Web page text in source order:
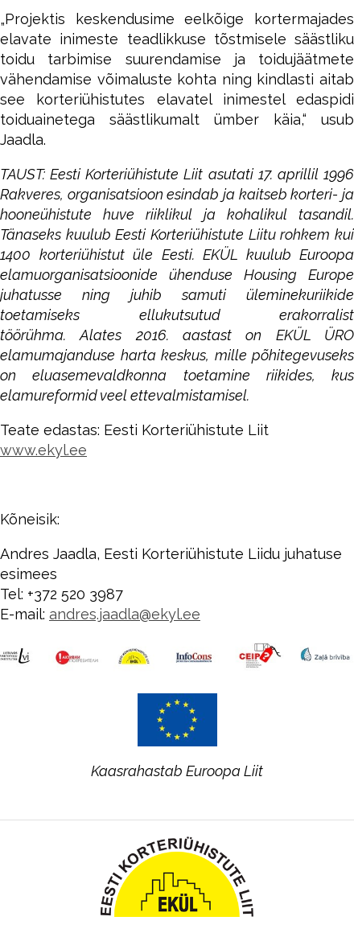
„Projektis keskendusime eelkõige kortermajades
elavate inimeste teadlikkuse tõstmisele säästliku
toidu tarbimise suurendamise ja toidujäätmete
vähendamise võimaluste kohta ning kindlasti aitab
see korteriühistutes elavatel inimestel edaspidi
toiduainetega säästlikumalt ümber käia,“ usub
Jaadla.
TAUST: Eesti Korteriühistute Liit asutati 17. aprillil 1996
Rakveres, organisatsioon esindab ja kaitseb korteri- ja
hooneühistute huve riiklikul ja kohalikul tasandil.
Tänaseks kuulub Eesti Korteriühistute Liitu rohkem kui
1400 korteriühistut üle Eesti. EKÜL kuulub Euroopa
elamuorganisatsioonide ühenduse Housing Europe
juhatusse ning juhib samuti üleminekuriikide
toetamiseks ellukutsutud erakorralist
töörühma. Alates 2016. aastast on EKÜL ÜRO
elamumajanduse harta keskus, mille põhitegevuseks
on eluasemevaldkonna toetamine riikides, kus
elamureformid veel ettevalmistamisel.
Teate edastas: Eesti Korteriühistute Liit
www.ekyl.ee
Kõneisik:
Andres Jaadla, Eesti Korteriühistute Liidu juhatuse
esimees
Tel: +372 520 3987
E-mail: andres.jaadla@ekyl.ee
Kaasrahastab Euroopa Liit